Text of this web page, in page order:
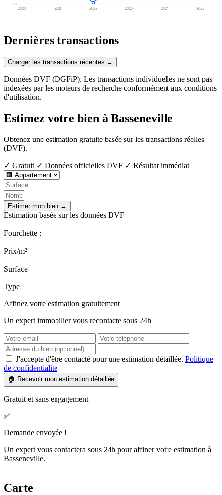
1 438
2020 2021 2022 2023 2024 2025
Dernières transactions
Charger les transactions récentes →
Données DVF (DGFiP). Les transactions individuelles ne sont pas
indexées par les moteurs de recherche conformément aux conditions
d'utilisation.
Estimez votre bien à Basseneville
Obtenez une estimation gratuite basée sur les transactions réelles
(DVF).
✓ Gratuit ✓ Données officielles DVF ✓ Résultat immédiat
Estimer mon bien →
Estimation basée sur les données DVF
—
Fourchette : —
—
Prix/m²
—
Surface
—
Type
Affinez votre estimation gratuitement
Un expert immobilier vous recontacte sous 24h
J'accepte d'être contacté pour une estimation détaillée. Politique
de confidentialité
🏠 Recevoir mon estimation détaillée
Gratuit et sans engagement
✅
Demande envoyée !
Un expert vous contactera sous 24h pour affiner votre estimation à
Basseneville.
Carte